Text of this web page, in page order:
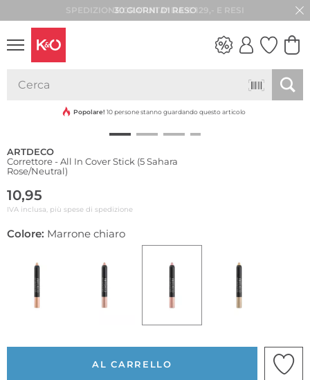
30 GIORNI DI RESO
VIBES
Popolare! 10 persone stanno guardando questo articolo
ARTDECO
Correttore - All In Cover Stick (5 Sahara
Rose/Neutral)
10,95
IVA inclusa, più spese di spedizione
Colore: Marrone chiaro
AL CARRELLO